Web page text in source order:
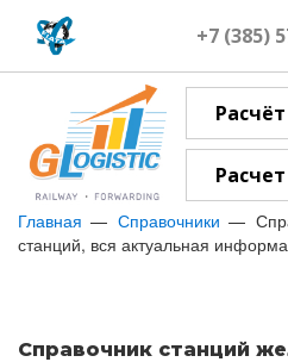
+7 (385)
Главная Справочники
станций, вся актуальная
Справочник станций